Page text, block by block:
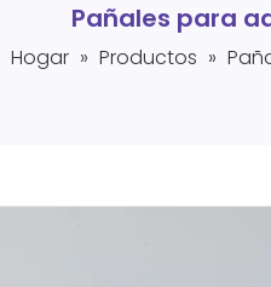
Pañales para
Hogar » Productos »